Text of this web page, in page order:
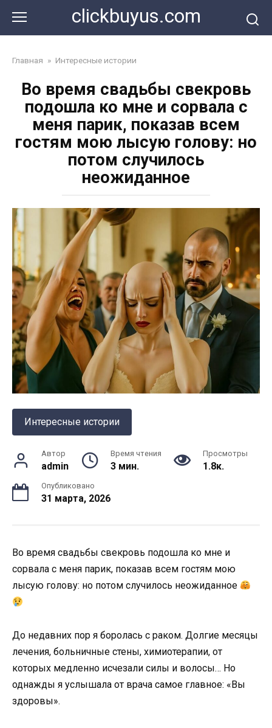
контенту
clickbuyus.com
Главная » Интересные истории
Во время свадьбы свекровь
подошла ко мне и сорвала с
меня парик, показав всем
гостям мою лысую голову: но
потом случилось
неожиданное
Интересные истории
Автор
admin
Время чтения
3 мин.
Просмотры
1.8к.
Опубликовано
31 марта, 2026
Во время свадьбы свекровь подошла ко мне и
сорвала с меня парик, показав всем гостям мою
лысую голову: но потом случилось неожиданное
До недавних пор я боролась с раком. Долгие месяцы
лечения, больничные стены, химиотерапии, от
которых медленно исчезали силы и волосы… Но
однажды я услышала от врача самое главное: «Вы
здоровы».